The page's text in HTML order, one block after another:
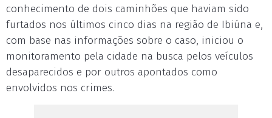
conhecimento de dois caminhões que haviam sido
furtados nos últimos cinco dias na região de Ibiúna e,
com base nas informações sobre o caso, iniciou o
monitoramento pela cidade na busca pelos veículos
desaparecidos e por outros apontados como
envolvidos nos crimes.